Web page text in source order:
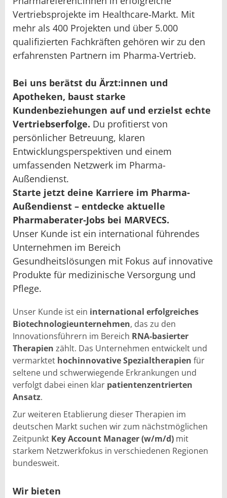
Vertriebsprojekte im Healthcare‑Markt. Mit
mehr als 400 Projekten und über 5.000
qualifizierten Fachkräften gehören wir zu den
erfahrensten Partnern im Pharma-Vertrieb.
Bei uns berätst du Ärzt:innen und
Apotheken, baust starke
Kundenbeziehungen auf und erzielst echte
Vertriebserfolge. Du profitierst von
persönlicher Betreuung, klaren
Entwicklungsperspektiven und einem
umfassenden Netzwerk im Pharma-
Außendienst.
Starte jetzt deine Karriere im Pharma-
Außendienst – entdecke aktuelle
Pharmaberater‑Jobs bei MARVECS.
Unser Kunde ist ein international führendes
Unternehmen im Bereich
Gesundheitslösungen mit Fokus auf innovative
Produkte für medizinische Versorgung und
Pflege.
Unser Kunde ist ein international erfolgreiches
Biotechnologieunternehmen, das zu den
Innovationsführern im Bereich RNA‑basierter
Therapien zählt. Das Unternehmen entwickelt und
vermarktet hochinnovative Spezialtherapien für
seltene und schwerwiegende Erkrankungen und
verfolgt dabei einen klar patientenzentrierten
Ansatz.
Zur weiteren Etablierung dieser Therapien im
deutschen Markt suchen wir zum nächstmöglichen
Zeitpunkt Key Account Manager (w/m/d) mit
starkem Netzwerkfokus in verschiedenen Regionen
bundesweit.
Wir bieten